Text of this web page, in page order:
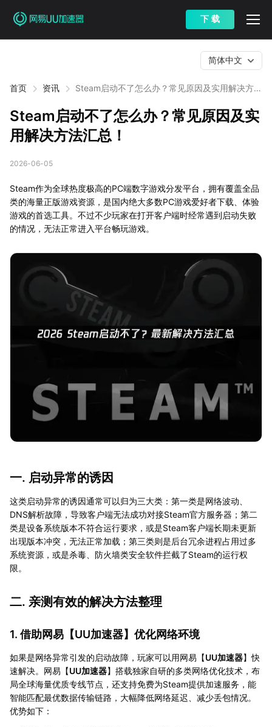
下 载
首页 资讯
Steam启动不了怎么办？常见原因及实用解决方法
简体中文
Steam启动不了怎么办？常见原因及实
用解决方法汇总！
2026-06-05
Steam作为全球热度极高的PC端数字游戏分发平台，拥有覆盖全品
类的海量正版游戏资源，是国内绝大多数PC游戏爱好者下载、体验
游戏的首选工具。不过不少玩家在打开客户端时经常遇到启动失败
的情况，无法正常进入平台畅玩游戏。
一. 启动异常的诱因
这类启动异常的诱因通常可以归为三大类：第一类是网络波动、
DNS解析故障，导致客户端无法成功对接Steam官方服务器；第二
类是设备系统版本不符合运行要求，或是Steam客户端长期未更新
出现版本冲突，无法正常加载；第三类则是后台冗余进程占用过多
系统资源，或是杀毒、防火墙类安全软件拦截了Steam的运行权
限。
二. 亲测有效的解决方法整理
1. 借助网易【UU加速器】优化网络环境
如果是网络异常引发的启动故障，玩家可以用网易【UU加速器】快
速解决。网易【UU加速器】搭载独家自研的多类网络优化技术，布
局全球海量优质专线节点，还支持免费为Steam提供加速服务，能
智能匹配最优数据传输链路，大幅降低网络延迟、减少丢包情况。
优势如下：